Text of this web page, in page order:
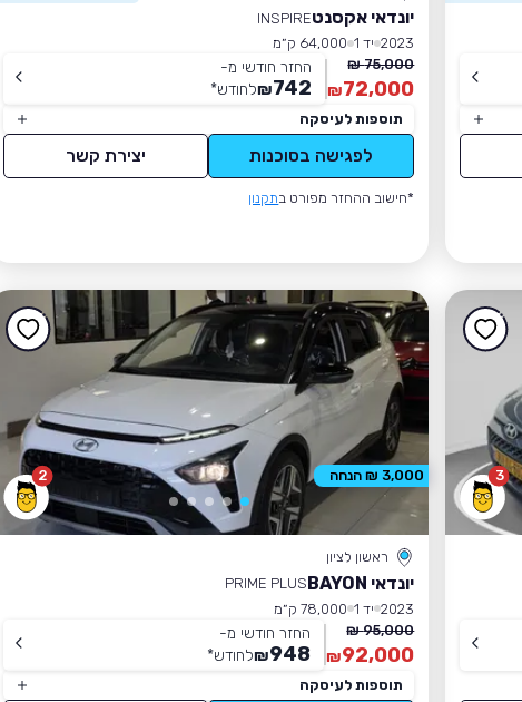
יונדאי אקסנטINSPIRE
2023 יד 1
64,000 ק״מ
75,000 ₪
72,000
₪
החזר חודשי מ-
742
₪לחודש*
תוספות לעיסקה
לפגישה בסוכנות יצירת קשר
*חישוב ההחזר מפורט בתקנון
3
2
ראשון לציון
יונדאי BAYON
PRIME PLUS
2023 יד 1
78,000 ק״מ
95,000 ₪
92,000
₪
החזר חודשי מ-
948
₪לחודש*
תוספות לעיסקה
3,000 ₪ הנחה